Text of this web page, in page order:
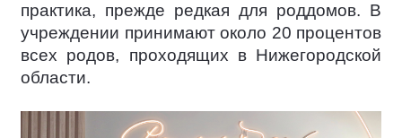
практика, прежде редкая для роддомов. В
учреждении принимают около 20 процентов
всех родов, проходящих в Нижегородской
области.